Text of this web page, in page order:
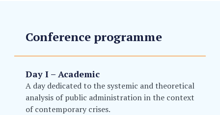
Conference programme
Day I – Academic
A day dedicated to the systemic and theoretical
analysis of public administration in the context
of contemporary crises.